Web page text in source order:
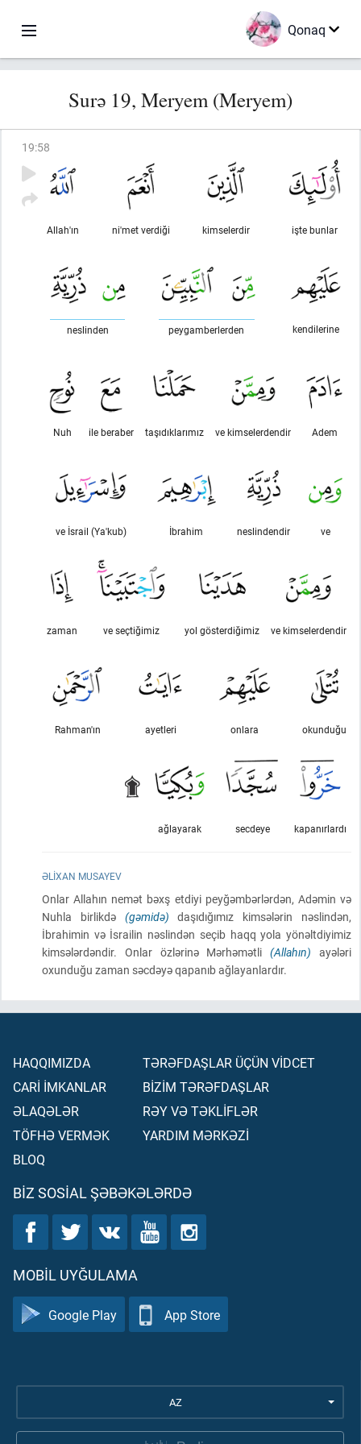
Qonaq
Surə 19, Meryem (Meryem)
19:58
işte bunlar
kimselerdir
ni'met verdiği
Allah'ın
kendilerine
peygamberlerden
neslinden
Adem
ve kimselerdendir
taşıdıklarımız
ile beraber
Nuh
ve
neslindendir
İbrahim
ve İsrail (Ya'kub)
ve kimselerdendir
yol gösterdiğimiz
ve seçtiğimiz
zaman
okunduğu
onlara
ayetleri
Rahman'ın
kapanırlardı
secdeye
ağlayarak
ƏLIXAN MUSAYEV
Onlar Allahın nemət bəxş etdiyi peyğəmbərlərdən, Adəmin və
Nuhla birlikdə (gəmidə) daşıdığımız kimsələrin nəslindən,
İbrahimin və İsrailin nəslindən seçib haqq yola yönəltdiyimiz
kimsələrdəndir. Onlar özlərinə Mərhəmətli(Allahın) ayələri
oxunduğu zaman səcdəyə qapanıb ağlayanlardır.
HAQQIMIZDA
CARİ İMKANLAR
ƏLAQƏLƏR
TÖFHƏ VERMƏK
BLOQ
TƏRƏFDAŞLAR ÜÇÜN VİDCET
BİZİM TƏRƏFDAŞLAR
RƏY VƏ TƏKLİFLƏR
YARDIM MƏRKƏZİ
BIZ SOSIAL ŞƏBƏKƏLƏRDƏ
MOBIL UYĞULAMA
Google Play App Store
AZ